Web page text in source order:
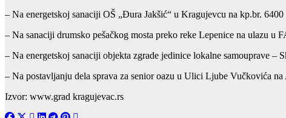
– Na energetskoj sanaciji OŠ „Đura Jakšić“ u Kragujevcu na kp.br.
– Na sanaciji drumsko pešačkog mosta preko reke Lepenice na ulazu u
– Na energetskoj sanaciji objekta zgrade jedinice lokalne samouprave
– Na postavljanju dela sprava za senior oazu u Ulici Ljube Vučkovića na
Izvor: www.grad kragujevac.rs